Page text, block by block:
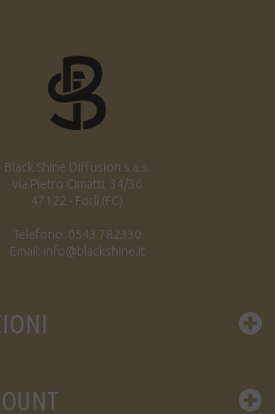
Black Shine Diffusion s.a.s.
via Pietro Cimatti, 34/36
47122 - Forlì (FC)
Telefono: 0543 782330
Email: info@blackshine.it